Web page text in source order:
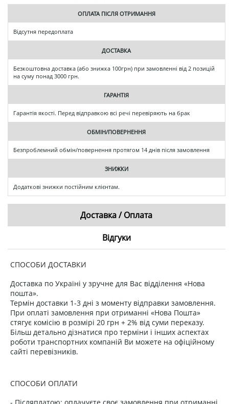
ОПЛАТА ПІСЛЯ ОТРИМАННЯ
Відсутня передоплата
ДОСТАВКА
Безкоштовна доставка (або знижка 100грн) при замовленні від 2 позицій
на суму понад 3000 грн.
ГАРАНТІЯ
Гарантія якості. Перед відправкою всі речі перевіряють на брак
ОБМІН/ПОВЕРНЕННЯ
Безпроблемний обмін/повернення протягом 14 днів після замовлення
ЗНИЖКИ
Додаткові знижки постійним клієнтам.
Доставка / Оплата
Відгуки
СПОСОБИ ДОСТАВКИ
Доставка по Україні у зручне для Вас відділення «Нова
пошта».
Термін доставки 1-3 дні з моменту відправки замовлення.
При оплаті замовлення при отриманні «Нова Пошта»
стягує комісію в розмірі 20 грн + 2% від суми переказу.
Більш детально дізнатися про терміни і інших аспектах
роботи транспортних компаній Ви можете на офіційному
сайті перевізників.
СПОСОБИ ОПЛАТИ
- Післяплатою: оплачуєте своє замовлення при отриманні